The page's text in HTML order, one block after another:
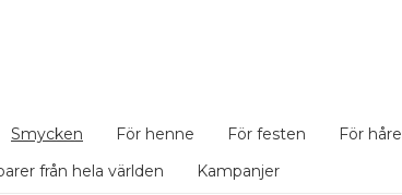
Smycken För henne För festen För
från hela världen Kampanjer